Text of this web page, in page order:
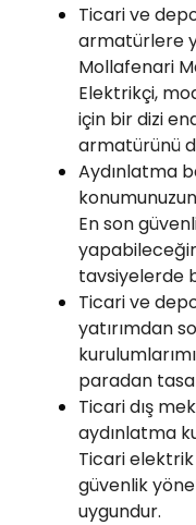
Ticari ve
armatürlere
Mollafenari
Elektrikçi,
için bir dizi
armatürünü
Aydınlatma
En son
tavsiyelerde
Ticari ve
yatırımdan
paradan
Ticari dış
aydınlatma
Ticari elektrik
güvenlik
uygundur.